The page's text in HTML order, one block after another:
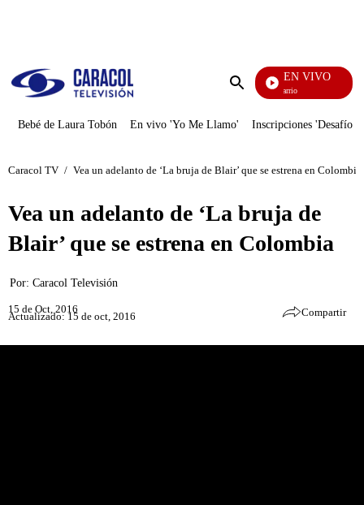
Enviar
EN VIVO
María La Del Barrio
Bebé de Laura Tobón En vivo 'Yo Me Llamo' Inscripciones 'Desafío'
Caracol TV / Vea un adelanto de ‘La bruja de Blair’ que se estrena en Colombia
Vea un adelanto de ‘La bruja de
Blair’ que se estrena en Colombia
Por: Caracol Televisión
15 de Oct, 2016
Actualizado: 15 de oct, 2016 Compartir